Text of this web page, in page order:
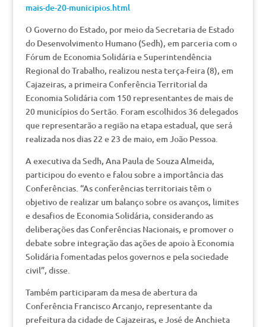
mais-de-20-municipios.html
O Governo do Estado, por meio da Secretaria de Estado
do Desenvolvimento Humano (Sedh), em parceria com o
Fórum de Economia Solidária e Superintendência
Regional do Trabalho, realizou nesta terça-feira (8), em
Cajazeiras, a primeira Conferência Territorial da
Economia Solidária com 150 representantes de mais de
20 municípios do Sertão. Foram escolhidos 36 delegados
que representarão a região na etapa estadual, que será
realizada nos dias 22 e 23 de maio, em João Pessoa.
A executiva da Sedh, Ana Paula de Souza Almeida,
participou do evento e falou sobre a importância das
Conferências. “As conferências territoriais têm o
objetivo de realizar um balanço sobre os avanços, limites
e desafios de Economia Solidária, considerando as
deliberações das Conferências Nacionais, e promover o
debate sobre integração das ações de apoio à Economia
Solidária fomentadas pelos governos e pela sociedade
civil”, disse.
Também participaram da mesa de abertura da
Conferência Francisco Arcanjo, representante da
prefeitura da cidade de Cajazeiras, e José de Anchieta